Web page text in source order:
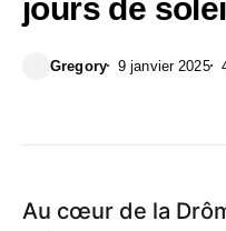
jours de
Gregory 9 janvier 2025
Au cœur de la